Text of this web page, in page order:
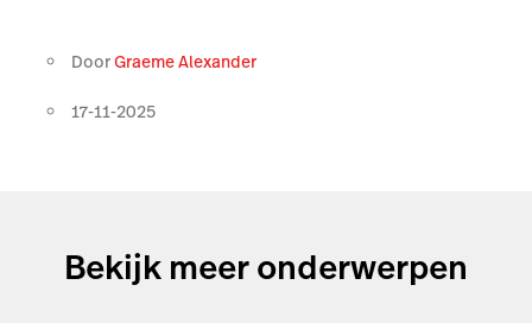
DoorGraeme Alexander
17-11-2025
Bekijk meer onderwerpen